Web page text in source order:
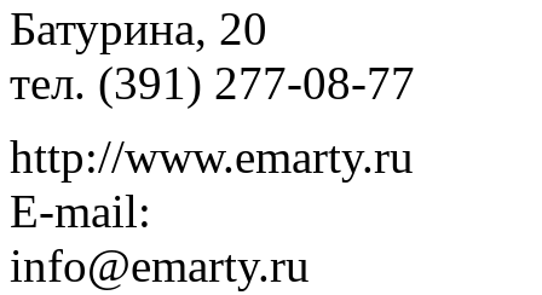
Батурина, 20
тел. (391) 277-08-77
http://www.emarty.ru
E-mail:
info@emarty.ru